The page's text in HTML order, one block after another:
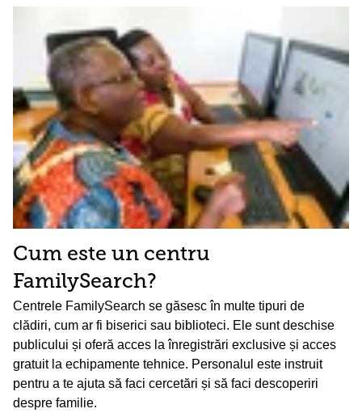
Cum este un centru
FamilySearch?
Centrele FamilySearch se găsesc în multe tipuri de
clădiri, cum ar fi biserici sau biblioteci. Ele sunt deschise
publicului și oferă acces la înregistrări exclusive și acces
gratuit la echipamente tehnice. Personalul este instruit
pentru a te ajuta să faci cercetări și să faci descoperiri
despre familie.